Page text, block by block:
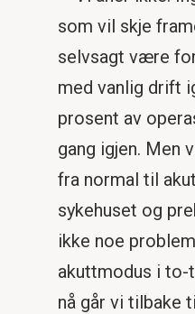
som vil skje
selvsagt være
med vanlig drift
prosent av
gang igjen. Men
fra normal til
sykehuset og
ikke noe
akuttmodus i to-
nå går vi tilbake